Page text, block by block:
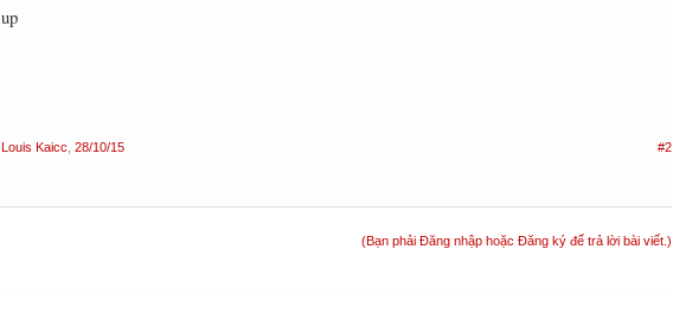
up
Louis Kaicc 28/10/15 #2
(Bạn phải Đăng nhập hoặc Đăng ký để trả lời bài viết.)